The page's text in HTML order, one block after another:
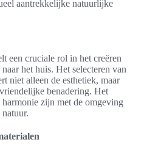
aantrekkelijke natuurlijke
een cruciale rol in het creëren
het huis. Het selecteren van
niet alleen de esthetiek, maar
benadering. Het
zijn met de omgeving